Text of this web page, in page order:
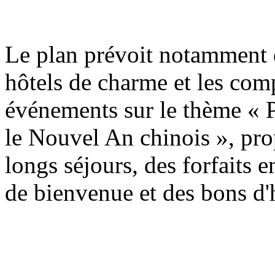
Le plan prévoit notamment
hôtels de charme et les
événements sur le thème
le Nouvel An chinois »,
longs séjours, des forfaits
de bienvenue et des bons